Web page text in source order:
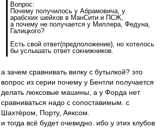
Вопрос:
Почему получилось у Абрамовича, у
арабских шейхов в МанСити и ПСЖ,
а почему не получается у Миллера, Федуна,
Галицкого?
Есть свой ответ(предположение), но хотелось
бы услышать ответ сокнижников.
а зачем сравнивать вилку с бутылкой? это
вопрос из серии почему у Бентли получается
делать люксовые машины, а у Форда нет
сравниваться надо с сопоставимым. с
Шахтёром, Порту, Аяксом.
и тогда всё будет очевидно. ибо у этих клубов